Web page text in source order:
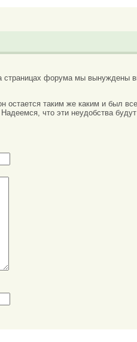
форума мы вынуждены
остается таким же каким и был
что эти неудобства